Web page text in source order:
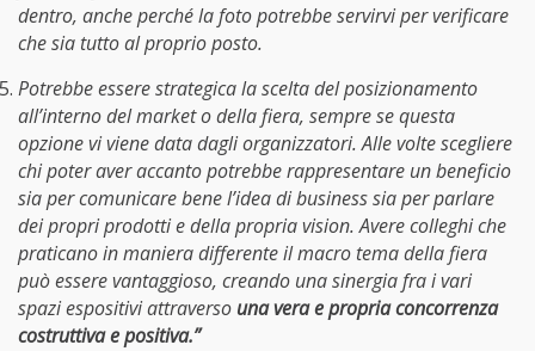
dentro, anche perché la foto potrebbe servirvi per verificare
che sia tutto al proprio posto.
Potrebbe essere strategica la scelta del posizionamento
all’interno del market o della fiera, sempre se questa
opzione vi viene data dagli organizzatori. Alle volte scegliere
chi poter aver accanto potrebbe rappresentare un beneficio
sia per comunicare bene l’idea di business sia per parlare
dei propri prodotti e della propria vision. Avere colleghi che
praticano in maniera differente il macro tema della fiera
può essere vantaggioso, creando una sinergia fra i vari
spazi espositivi attraverso una vera e propria concorrenza
costruttiva e positiva.”